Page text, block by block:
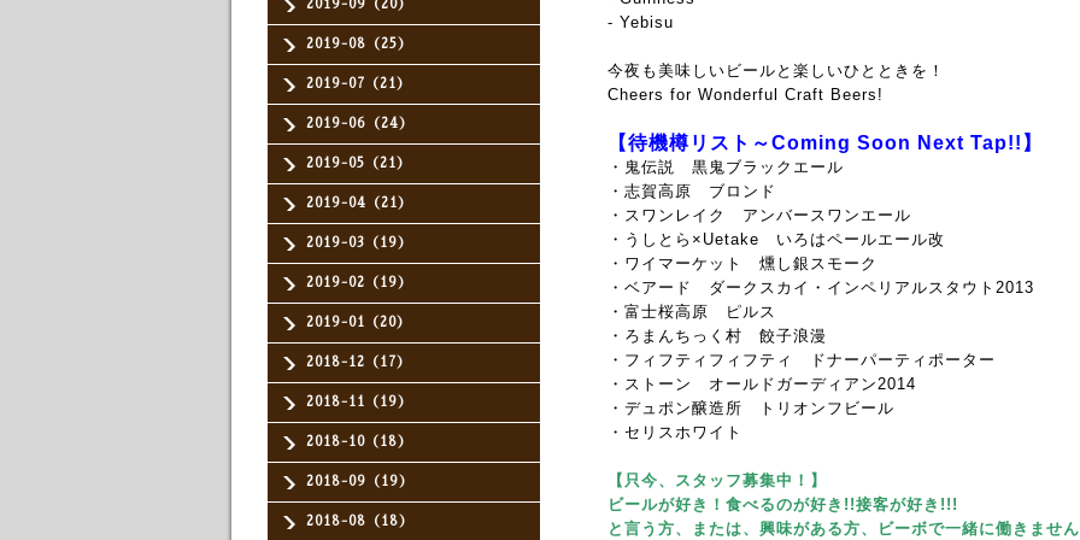
2019-09（20）
2019-08（25）
2019-07（21）
2019-06（24）
2019-05（21）
2019-04（21）
2019-03（19）
2019-02（19）
2019-01（20）
2018-12（17）
2018-11（19）
2018-10（18）
2018-09（19）
2018-08（18）
- Yebisu
今夜も美味しいビールと楽しいひとときを！
Cheers for Wonderful Craft Beers!
【待機樽リスト～Coming Soon Next Tap!!】
・鬼伝説 黒鬼ブラックエール
・志賀高原 ブロンド
・スワンレイク アンバースワンエール
・うしとら×Uetake いろはペールエール改
・ワイマーケット 燻し銀スモーク
・ベアード ダークスカイ・インペリアルスタウト2013
・富士桜高原 ピルス
・ろまんちっく村 餃子浪漫
・フィフティフィフティ ドナーパーティポーター
・ストーン オールドガーディアン2014
・デュポン醸造所 トリオンフビール
・セリスホワイト
【只今、スタッフ募集中！】
ビールが好き！食べるのが好き!!接客が好き!!!
と言う方、または、興味がある方、ビーボで一緒に働きませ